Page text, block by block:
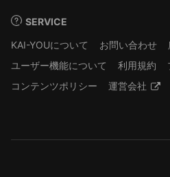
SERVICE
KAI-YOUについて
お問い合わせ
ユーザー機能について
利用規約
コンテンツポリシー
運営会社